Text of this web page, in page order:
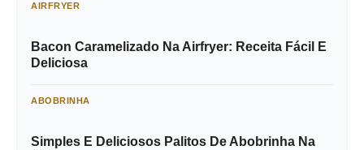
AIRFRYER
Bacon Caramelizado Na Airfryer: Receita Fácil E
Deliciosa
ABOBRINHA
Simples E Deliciosos Palitos De Abobrinha Na